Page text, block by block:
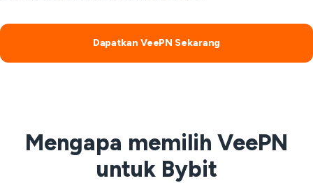
Dapatkan VeePN Sekarang
Mengapa memilih VeePN
untuk Bybit